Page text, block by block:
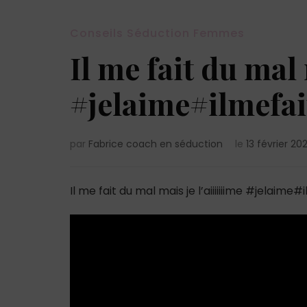
Il me fait du
par Fabrice coach en séduction le 13 février
Il me fait du mal mais je l’aiiiiiiime